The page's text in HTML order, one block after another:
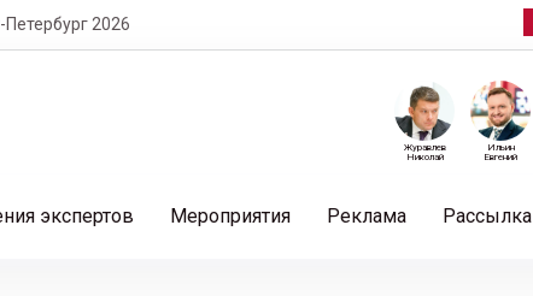
2026
Ильин
Евгений
Журавлев
Николай
экспертов Мероприятия Реклама Рассылка